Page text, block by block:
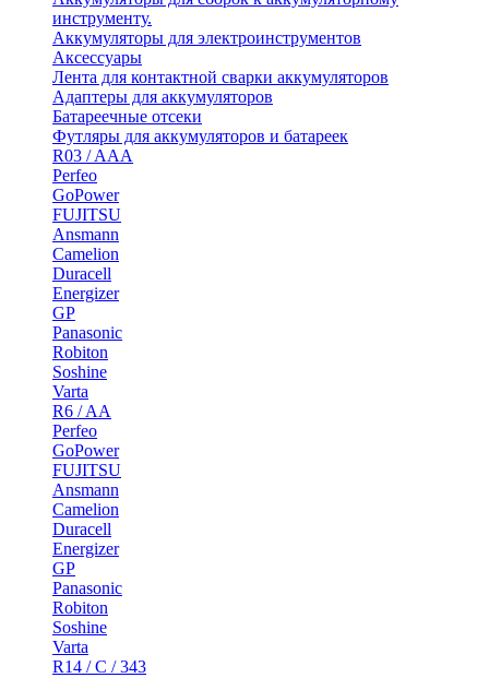
инструменту.
Аккумуляторы для электроинструментов
Аксессуары
Лента для контактной сварки аккумуляторов
Адаптеры для аккумуляторов
Батареечные отсеки
Футляры для аккумуляторов и батареек
R03 / AAA
Perfeo
GoPower
FUJITSU
Ansmann
Camelion
Duracell
Energizer
GP
Panasonic
Robiton
Soshine
Varta
R6 / AA
Perfeo
GoPower
FUJITSU
Ansmann
Camelion
Duracell
Energizer
GP
Panasonic
Robiton
Soshine
Varta
R14 / C / 343